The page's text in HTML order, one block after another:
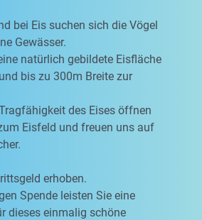
bei Eis suchen sich die Vögel
Gewässer.
natürlich gebildete Eisfläche
bis zu 300m Breite zur
des Eises öffnen
Eisfeld und freuen uns auf
erhoben.
Spende leisten Sie eine
dieses einmalig schöne